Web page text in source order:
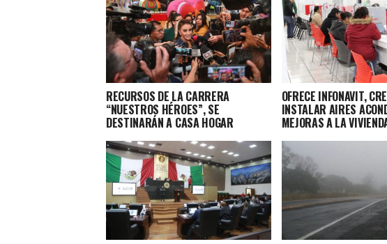
RECURSOS DE LA CARRERA
“NUESTROS HÉROES”, SE
DESTINARÁN A CASA HOGAR
OFRECE INFONAVIT,
INSTALAR AIRES
MEJORAS A LA